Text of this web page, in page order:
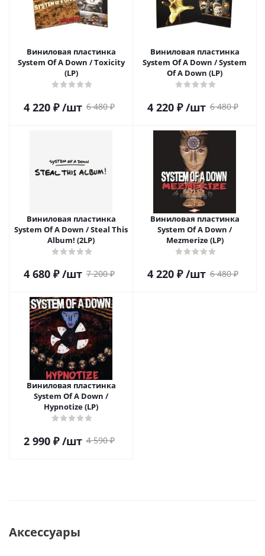
Виниловая пластинка
System Of A Down / Toxicity
(LP)
4 220₽ /шт 6 480₽
Виниловая пластинка
System Of A Down / System
Of A Down (LP)
4 220₽ /шт 6 480₽
Виниловая пластинка
System Of A Down / Steal This
Album! (2LP)
4 680₽ /шт 7 200₽
Виниловая пластинка
System Of A Down /
Mezmerize (LP)
4 220₽ /шт 6 480₽
Виниловая пластинка
System Of A Down /
Hypnotize (LP)
2 990₽ /шт 4 590₽
Аксессуары